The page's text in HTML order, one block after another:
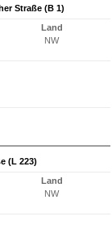
Straße (B 1)
Land
NW
(L 223)
Land
NW